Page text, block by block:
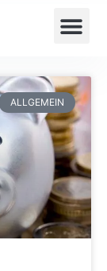
ALLGEMEIN